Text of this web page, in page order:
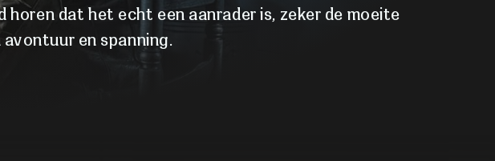
dat het echt een aanrader is, zeker de moeite
en spanning.